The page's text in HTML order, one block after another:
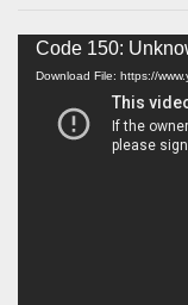
Video
Player
Code 150:
Download File: https://